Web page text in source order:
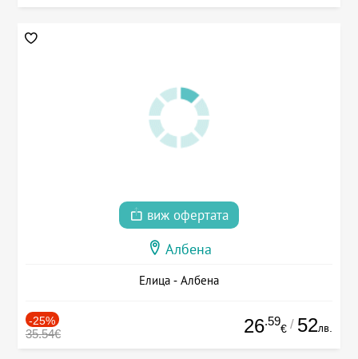
виж офертата
Албена
Елица - Албена
-25%
35.54€ 26.59
€ / 52лв.